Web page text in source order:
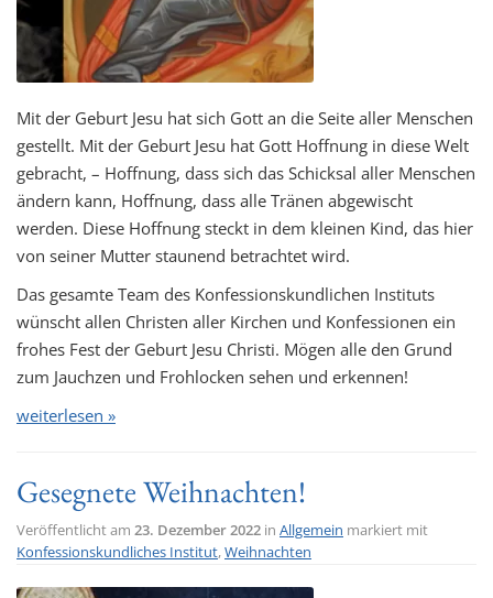
Mit der Geburt Jesu hat sich Gott an die Seite aller Menschen
gestellt. Mit der Geburt Jesu hat Gott Hoffnung in diese Welt
gebracht, – Hoffnung, dass sich das Schicksal aller Menschen
ändern kann, Hoffnung, dass alle Tränen abgewischt
werden. Diese Hoffnung steckt in dem kleinen Kind, das hier
von seiner Mutter staunend betrachtet wird.
Das gesamte Team des Konfessionskundlichen Instituts
wünscht allen Christen aller Kirchen und Konfessionen ein
frohes Fest der Geburt Jesu Christi. Mögen alle den Grund
zum Jauchzen und Frohlocken sehen und erkennen!
weiterlesen »
Gesegnete Weihnachten!
Veröffentlicht am 23. Dezember 2022 in Allgemein markiert mit
Konfessionskundliches Institut,Weihnachten